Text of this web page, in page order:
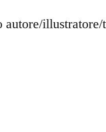
autore/illustratore/